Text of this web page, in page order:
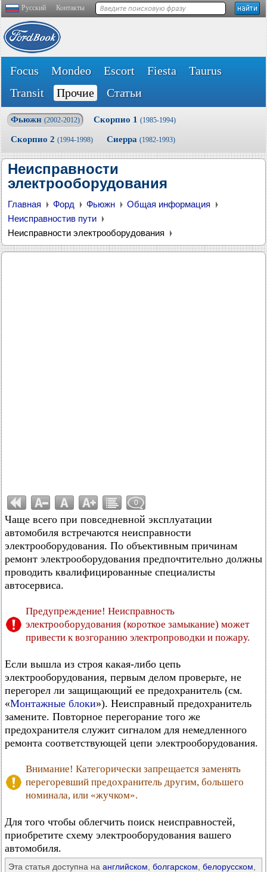
Русский Контакты
Focus Mondeo Escort Fiesta
Taurus
Transit
Прочие Статьи
Фьюжн (2002-2012) Скорпио 1 (1985-1994)
Скорпио 2 (1994-1998) Сиерра (1982-1993)
Неисправности
электрооборудования
Главная Форд Фьюжн
Общая информация
Неисправностив пути
Неисправности электрооборудования
0
Чаще всего при повседневной эксплуатации
автомобиля встречаются неисправности
электрооборудования. По объективным причинам
ремонт электрооборудования предпочтительно должны
проводить квалифицированные специалисты
автосервиса.
Предупреждение! Неисправность
электрооборудования (короткое замыкание) может
привести к возгоранию электропроводки и пожару.
Если вышла из строя какая-либо цепь
электрооборудования, первым делом проверьте, не
перегорел ли защищающий ее предохранитель (см.
«Монтажные блоки»). Неисправный предохранитель
замените. Повторное перегорание того же
предохранителя служит сигналом для немедленного
ремонта соответствующей цепи электрооборудования.
Внимание! Категорически запрещается заменять
перегоревший предохранитель другим, большего
номинала, или «жучком».
Для того чтобы облегчить поиск неисправностей,
приобретите схему электрооборудования вашего
автомобиля.
Эта статья доступна на английском болгарском белорусском